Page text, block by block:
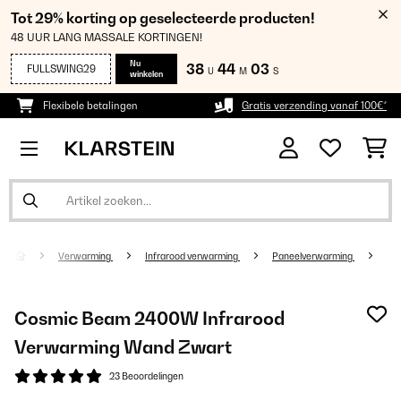
Tot 29% korting op geselecteerde producten!
48 UUR LANG MASSALE KORTINGEN!
FULLSWING29
Nu
winkelen
38 U 44 M 02 S
Flexibele betalingen Gratis verzending vanaf 100€*
Verwarming Infrarood verwarming Paneelverwarming
Cosmic Beam 2400W Infrarood
Verwarming Wand Zwart
23 Beoordelingen